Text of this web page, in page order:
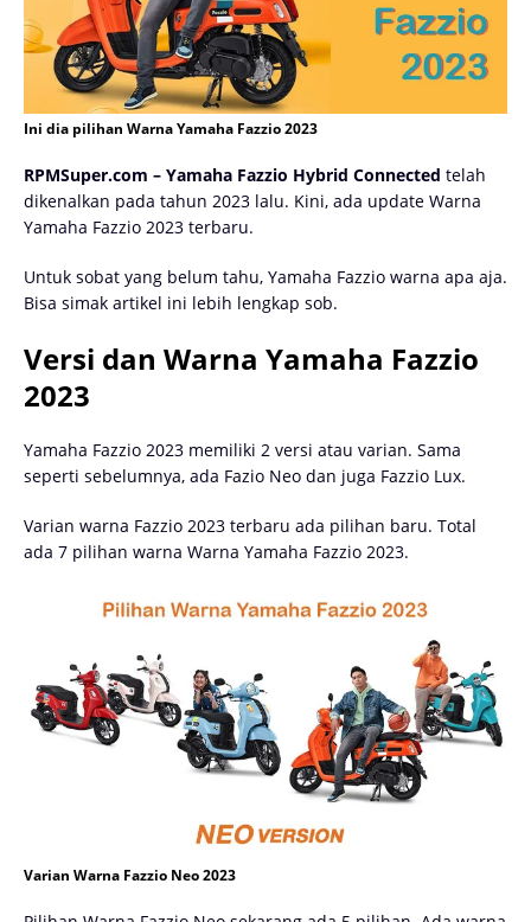
Ini dia pilihan Warna Yamaha Fazzio 2023
RPMSuper.com – Yamaha Fazzio Hybrid Connected telah
dikenalkan pada tahun 2023 lalu. Kini, ada update Warna
Yamaha Fazzio 2023 terbaru.
Untuk sobat yang belum tahu, Yamaha Fazzio warna apa aja.
Bisa simak artikel ini lebih lengkap sob.
Versi dan Warna Yamaha Fazzio
2023
Yamaha Fazzio 2023 memiliki 2 versi atau varian. Sama
seperti sebelumnya, ada Fazio Neo dan juga Fazzio Lux.
Varian warna Fazzio 2023 terbaru ada pilihan baru. Total
ada 7 pilihan warna Warna Yamaha Fazzio 2023.
Varian Warna Fazzio Neo 2023